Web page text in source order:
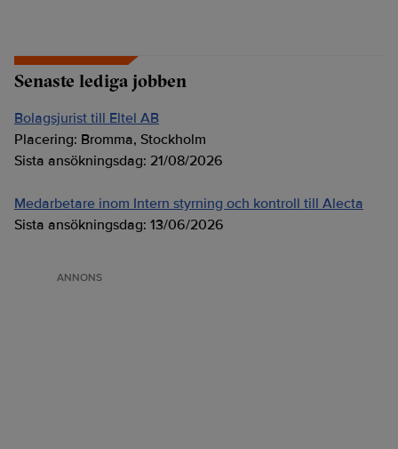
Senaste lediga jobben
Bolagsjurist till Eltel AB
Placering: Bromma, Stockholm
Sista ansökningsdag: 21/08/2026
Medarbetare inom Intern styrning och kontroll till Alecta
Sista ansökningsdag: 13/06/2026
ANNONS